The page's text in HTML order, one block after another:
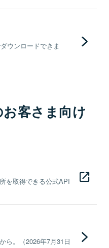
ウンロードできま
客さま向け
を取得できる公式API
ら。（2026年7月31日